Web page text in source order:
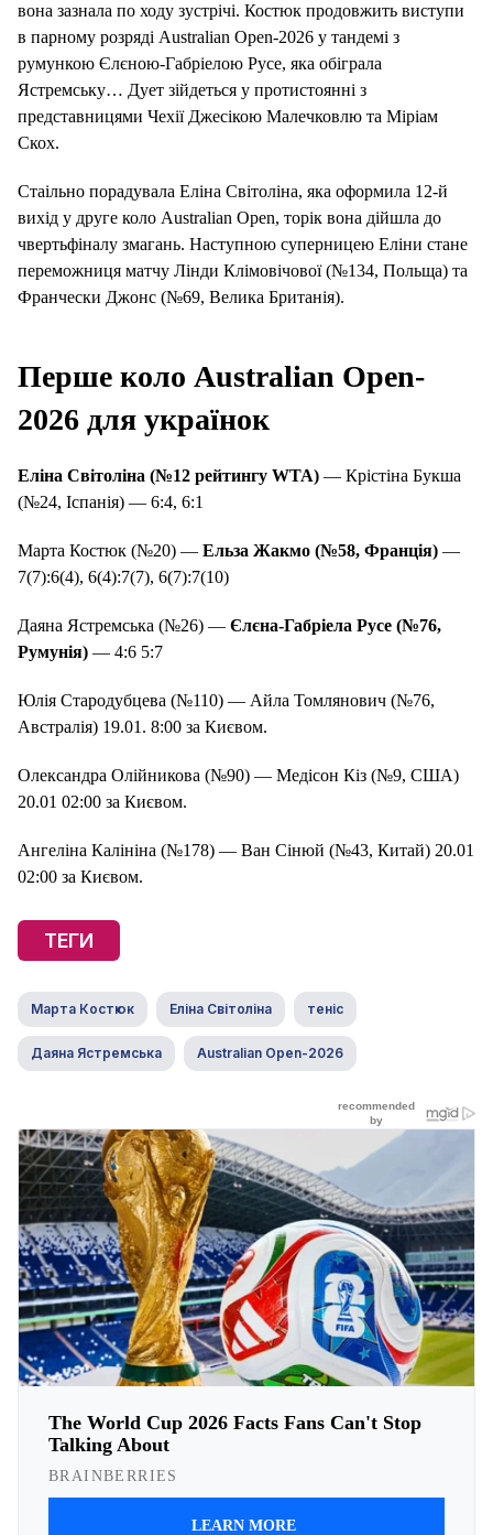
вона зазнала по ходу зустрічі. Костюк продовжить виступи
в парному розряді Australian Open-2026 у тандемі з
румункою Єлєною-Габріелою Русе, яка обіграла
Ястремську… Дует зійдеться у протистоянні з
представницями Чехії Джесікою Малечковлю та Міріам
Скох.
Стаільно порадувала Еліна Світоліна, яка оформила 12-й
вихід у друге коло Australian Open, торік вона дійшла до
чвертьфіналу змагань. Наступною суперницею Еліни стане
переможниця матчу Лінди Клімовічової (№134, Польща) та
Франчески Джонс (№69, Велика Британія).
Перше коло Australian Open-
2026 для українок
Еліна Світоліна (№12 рейтингу WTA) — Крістіна Букша
(№24, Іспанія) — 6:4, 6:1
Марта Костюк (№20) — Ельза Жакмо (№58, Франція) —
7(7):6(4), 6(4):7(7), 6(7):7(10)
Даяна Ястремська (№26) — Єлєна-Габріела Русе (№76,
Румунія) — 4:6 5:7
Юлія Стародубцева (№110) — Айла Томлянович (№76,
Австралія) 19.01. 8:00 за Києвом.
Олександра Олійникова (№90) — Медісон Кіз (№9, США)
20.01 02:00 за Києвом.
Ангеліна Калініна (№178) — Ван Сінюй (№43, Китай) 20.01
02:00 за Києвом.
ТЕГИ
Марта Костюк Еліна Світоліна теніс
Даяна Ястремська Australian Open-2026